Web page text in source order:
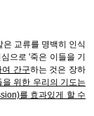
은 교류를 명백히 인식
으로 '죽은 이들을 기
간구하는 것은 장하
을 위한 우리의 기도는
를 효과있게 할 수